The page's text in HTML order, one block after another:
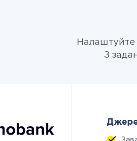
Налаштуйте
З